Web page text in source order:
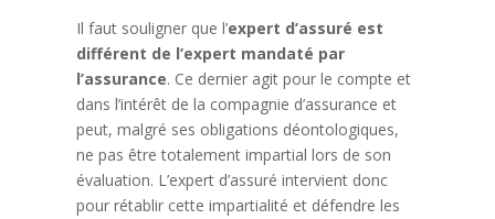
Il faut souligner que l’expert d’assuré est
différent de l’expert mandaté par
l’assurance. Ce dernier agit pour le compte et
dans l’intérêt de la compagnie d’assurance et
peut, malgré ses obligations déontologiques,
ne pas être totalement impartial lors de son
évaluation. L’expert d’assuré intervient donc
pour rétablir cette impartialité et défendre les